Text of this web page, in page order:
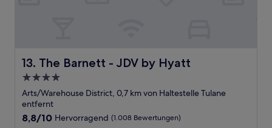
13. The Barnett - JDV by Hyatt
The Barnett - JDV by Hyatt
4.0-
Sterne-
Unterkunft
Arts/Warehouse District, 0,7 km von Haltestelle Tulane
entfernt
8.8
8,8/10 Hervorragend (1.008 Bewertungen)